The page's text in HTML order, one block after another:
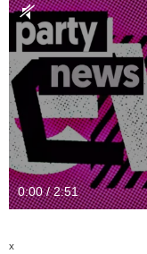
0:00 / 2:51
x